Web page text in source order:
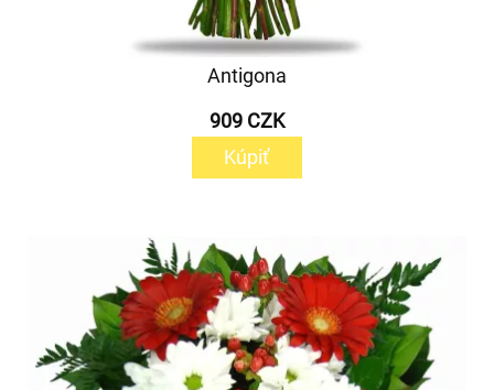
Antigona
909 CZK
Kúpiť